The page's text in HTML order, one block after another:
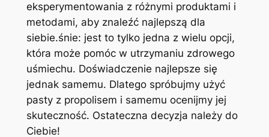
eksperymentowania z różnymi produktami ​i⁤
metodami, aby znaleźć najlepszą dla
siebie.śnie: jest to tylko jedna z wielu opcji,
która może pomóc w utrzymaniu zdrowego
uśmiechu. Doświadczenie najlepsze się
jednak samemu. Dlatego spróbujmy użyć
pasty ​z propolisem i samemu ocenijmy jej
‍skuteczność. Ostateczna decyzja należy do
Ciebie!